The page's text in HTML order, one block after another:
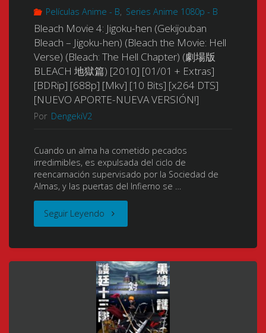
(メ
タ
ル
フ
タ
[1994]
[13/13
+
Extras]
Bloodlust)
(Vampire
Hunter
D
Hunter
D
Movie)
ン
パ
イ
Películas Anime - B, Series Anime 1080p - B
Bleach Movie 4: Jigoku-hen (Gekijouban
Bleach – Jigoku-hen) (Bleach the Movie: Hell
Verse) (Bleach: The Hell Chapter) (劇場版
BLEACH 地獄篇) [2010] [01/01 + Extras]
[BDRip] [688p] [Mkv] [10 Bits] [x264 DTS]
[NUEVO APORTE-NUEVA VERSIÓN!]
Por DengekiV2
Cuando un alma ha cometido pecados
irredimibles, es expulsada del ciclo de
reencarnación supervisado por la Sociedad de
Almas, y las puertas del Infierno se …
Seguir Leyendo "Bleach
4:
Jigoku-
hen